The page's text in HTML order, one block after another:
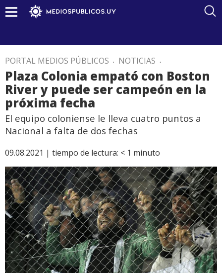
PORTAL MEDIOS PÚBLICOS . NOTICIAS .
Plaza Colonia empató con Boston
River y puede ser campeón en la
próxima fecha
El equipo coloniense le lleva cuatro puntos a
Nacional a falta de dos fechas
09.08.2021 | tiempo de lectura: < 1 minuto